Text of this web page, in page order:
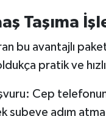
Taşıma
bu avantajlı
pratik ve
Cep
şubeye adım